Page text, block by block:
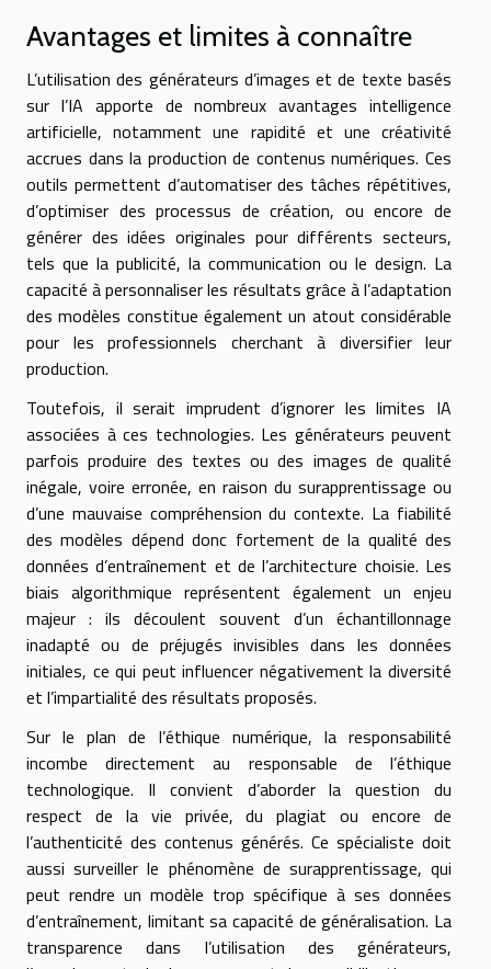
Avantages et limites à connaître
L’utilisation des générateurs d’images et de texte basés
sur l’IA apporte de nombreux avantages intelligence
artificielle, notamment une rapidité et une créativité
accrues dans la production de contenus numériques. Ces
outils permettent d’automatiser des tâches répétitives,
d’optimiser des processus de création, ou encore de
générer des idées originales pour différents secteurs,
tels que la publicité, la communication ou le design. La
capacité à personnaliser les résultats grâce à l’adaptation
des modèles constitue également un atout considérable
pour les professionnels cherchant à diversifier leur
production.
Toutefois, il serait imprudent d’ignorer les limites IA
associées à ces technologies. Les générateurs peuvent
parfois produire des textes ou des images de qualité
inégale, voire erronée, en raison du surapprentissage ou
d’une mauvaise compréhension du contexte. La fiabilité
des modèles dépend donc fortement de la qualité des
données d’entraînement et de l’architecture choisie. Les
biais algorithmique représentent également un enjeu
majeur : ils découlent souvent d’un échantillonnage
inadapté ou de préjugés invisibles dans les données
initiales, ce qui peut influencer négativement la diversité
et l’impartialité des résultats proposés.
Sur le plan de l’éthique numérique, la responsabilité
incombe directement au responsable de l’éthique
technologique. Il convient d’aborder la question du
respect de la vie privée, du plagiat ou encore de
l’authenticité des contenus générés. Ce spécialiste doit
aussi surveiller le phénomène de surapprentissage, qui
peut rendre un modèle trop spécifique à ses données
d’entraînement, limitant sa capacité de généralisation. La
transparence dans l’utilisation des générateurs,